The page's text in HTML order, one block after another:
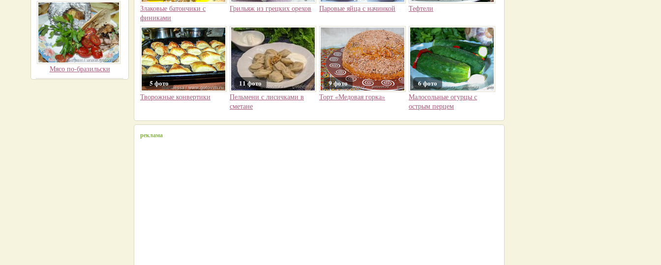
Мясо по-бразильски
Злаковые батончики с
финиками
Грильяж из грецких орехов Паровые яйца с начинкой Тефтели
5 фото
Творожные конвертики
11 фото
Пельмени с лисичками в
сметане
9 фото
Торт «Медовая горка»
6 фото
Малосольные огурцы с
острым перцем
реклама